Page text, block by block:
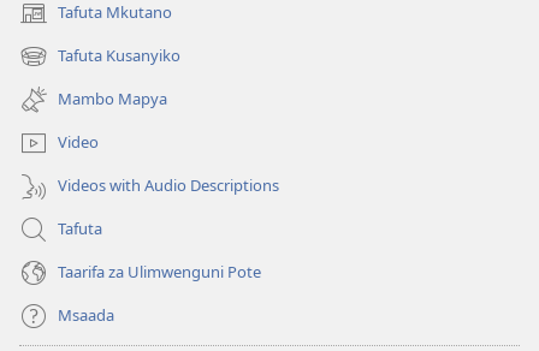
Tafuta Mkutano
(opens
new
window)
Tafuta Kusanyiko
(opens
new
window)
Mambo Mapya
Video
Videos with Audio Descriptions
Tafuta
Taarifa za Ulimwenguni Pote
Msaada